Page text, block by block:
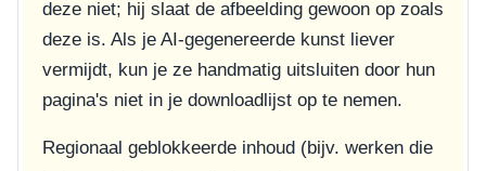
deze niet; hij slaat de afbeelding gewoon op zoals
deze is. Als je AI-gegenereerde kunst liever
vermijdt, kun je ze handmatig uitsluiten door hun
pagina's niet in je downloadlijst op te nemen.
Regionaal geblokkeerde inhoud (bijv. werken die